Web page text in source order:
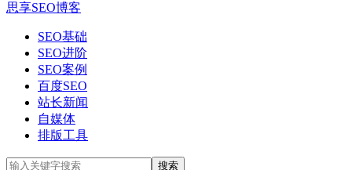
思享SEO博客
SEO基础
SEO进阶
SEO案例
百度SEO
站长新闻
自媒体
排版工具